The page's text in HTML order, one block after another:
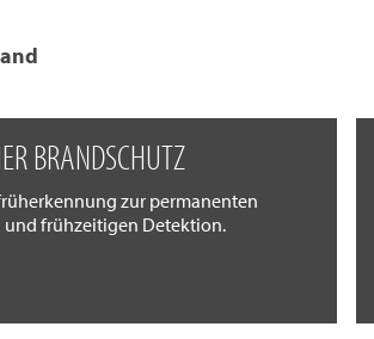
BRANDSCHUTZ
zur permanenten
und frühzeitigen Detektion.